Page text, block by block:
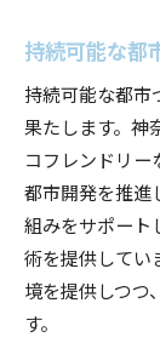
持続可能な都
持続可能な都市
果たします。神
コフレンドリー
都市開発を推進
組みをサポート
術を提供してい
境を提供しつつ
す。